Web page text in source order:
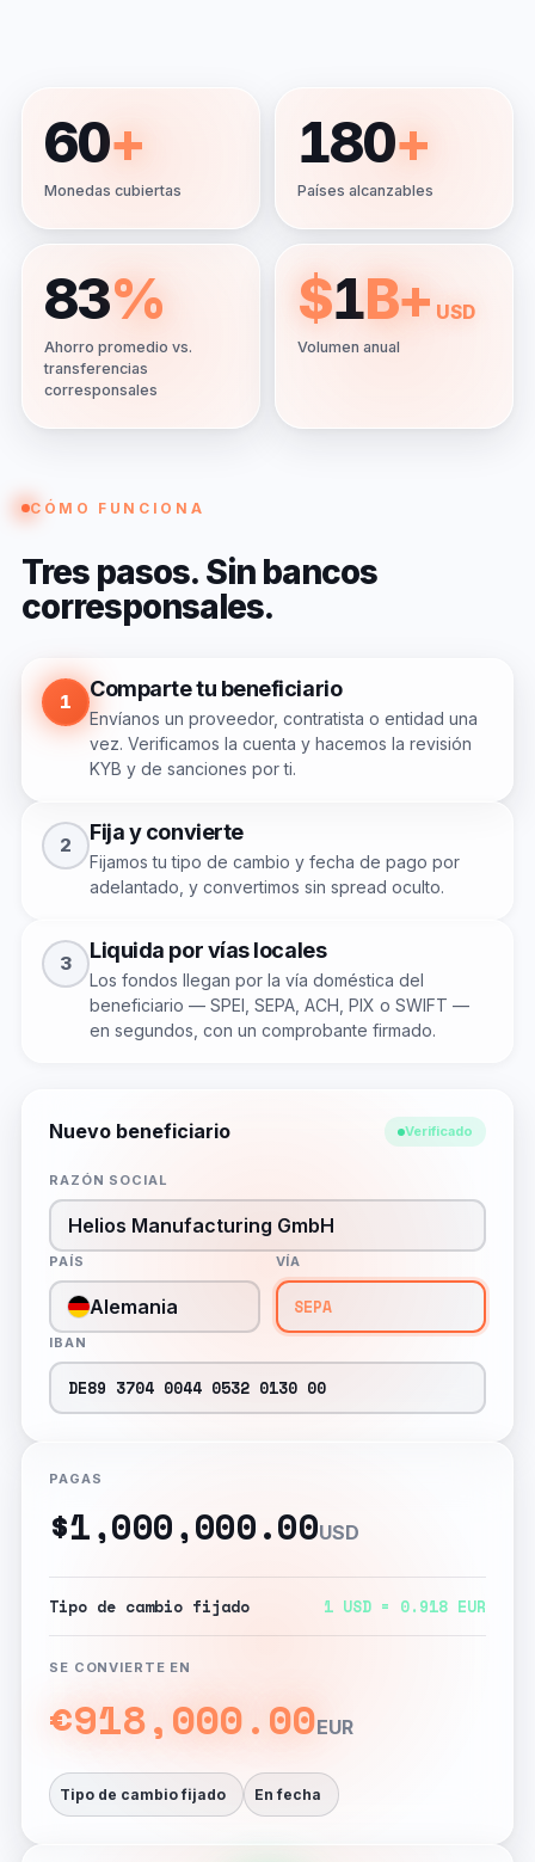
60+
Monedas cubiertas
180+
Países alcanzables
83%
Ahorro promedio vs.
transferencias
corresponsales
$1B+ USD
Volumen anual
CÓMO FUNCIONA
Tres pasos. Sin bancos
corresponsales.
1
Comparte tu beneficiario
Envíanos un proveedor, contratista o entidad una
vez. Verificamos la cuenta y hacemos la revisión
KYB y de sanciones por ti.
2
Fija y convierte
Fijamos tu tipo de cambio y fecha de pago por
adelantado, y convertimos sin spread oculto.
3
Liquida por vías locales
Los fondos llegan por la vía doméstica del
beneficiario — SPEI, SEPA, ACH, PIX o SWIFT —
en segundos, con un comprobante firmado.
Nuevo beneficiario Verificado
RAZÓN SOCIAL
Helios Manufacturing GmbH
PAÍS
Alemania
VÍA
SEPA
IBAN
DE89 3704 0044 0532 0130 00
PAGAS
$1,000,000.00USD
Tipo de cambio fijado 1 USD = 0.918 EUR
SE CONVIERTE EN
€918,000.00EUR
Tipo de cambio fijado En fecha